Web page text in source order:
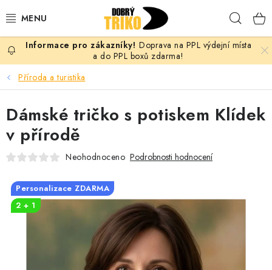
na
PRO ŽENY
PRO MUŽE
PRO DĚTI
DOPLŇKY
PRO PÁRY
VLASTNÍ MOTIV
Doprava na PPL výdejní místa
a do PPL boxů zdarma!
Příroda a turistika
Dámské tričko s potiskem Klídek
v přírodě
Neohodnoceno Podrobnosti hodnocení
Personalizace ZDARMA
2 + 1